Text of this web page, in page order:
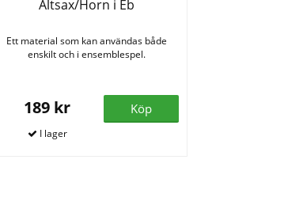
Altsax/Horn i Eb
Ett material som kan användas både
enskilt och i ensemblespel.
189 kr Köp